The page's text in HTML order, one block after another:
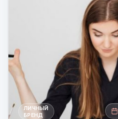
ЛИЧНЫЙ
БРЕНД